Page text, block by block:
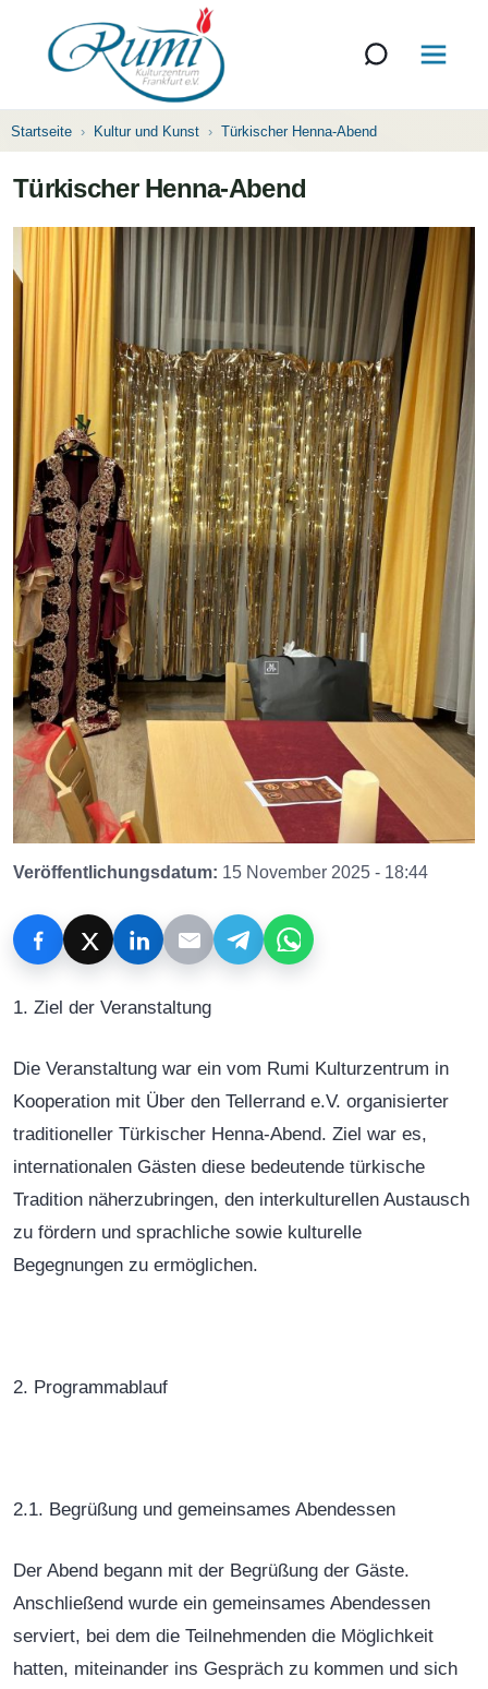
Startseite Kultur und Kunst Türkischer Henna-Abend
Türkischer Henna-Abend
Veröffentlichungsdatum: 15 November 2025 - 18:44
1. Ziel der Veranstaltung
Die Veranstaltung war ein vom Rumi Kulturzentrum in
Kooperation mit Über den Tellerrand e.V. organisierter
traditioneller Türkischer Henna-Abend. Ziel war es,
internationalen Gästen diese bedeutende türkische
Tradition näherzubringen, den interkulturellen Austausch
zu fördern und sprachliche sowie kulturelle
Begegnungen zu ermöglichen.
2. Programmablauf
2.1. Begrüßung und gemeinsames Abendessen
Der Abend begann mit der Begrüßung der Gäste.
Anschließend wurde ein gemeinsames Abendessen
serviert, bei dem die Teilnehmenden die Möglichkeit
hatten, miteinander ins Gespräch zu kommen und sich